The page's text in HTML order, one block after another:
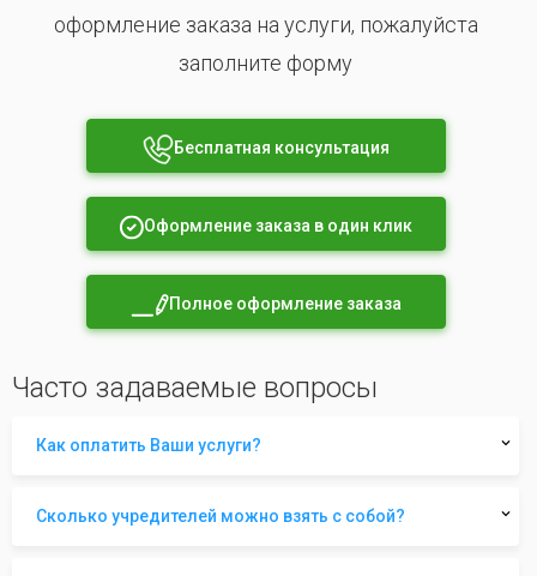
оформление заказа на услуги, пожалуйста
заполните форму
Бесплатная консультация
Оформление заказа в один клик
Полное оформление заказа
Часто задаваемые вопросы
Как оплатить Ваши услуги?
Сколько учредителей можно взять с собой?